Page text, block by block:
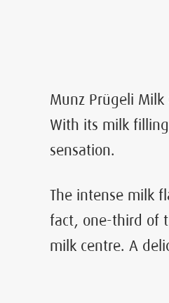
Munz Prügeli
With its milk
sensation.
The intense milk
fact, one-third of
milk centre. A